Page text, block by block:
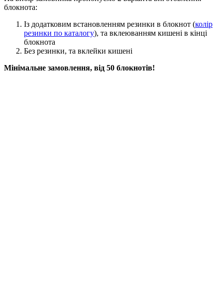
блокнота:
Із додатковим встановленням резинки в блокнот (колір
резинки по каталогу), та вклеюванням кишені в кінці
блокнота
Без резинки, та вклейки кишені
Мінімальне замовлення, від 50 блокнотів!